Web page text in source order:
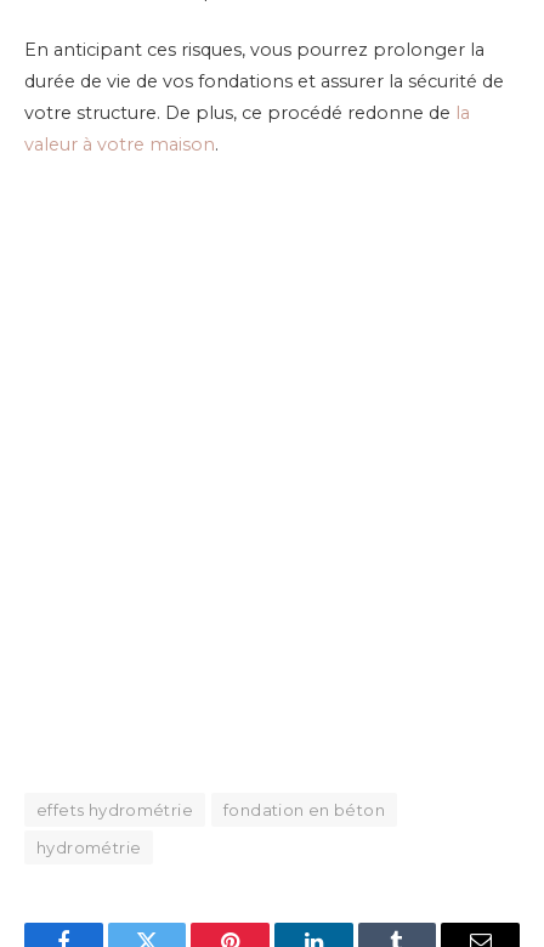
En anticipant ces risques, vous pourrez prolonger la
durée de vie de vos fondations et assurer la sécurité de
votre structure. De plus, ce procédé redonne de la
valeur à votre maison.
effets hydrométrie
fondation en béton
hydrométrie